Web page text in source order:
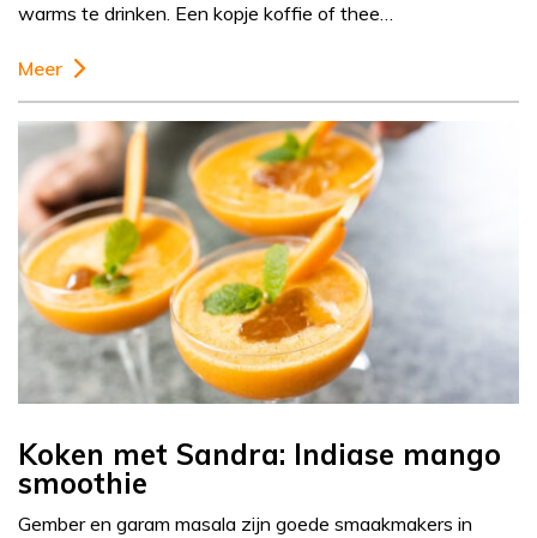
warms te drinken. Een kopje koffie of thee…
Meer
Koken met Sandra: Indiase mango
smoothie
Gember en garam masala zijn goede smaakmakers in